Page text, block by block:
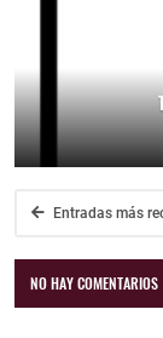
Entradas más
NO HAY COMENTARIOS